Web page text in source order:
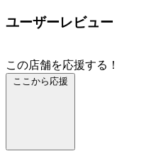
ユーザーレビュー
この店舗を応援する！
ここから応援